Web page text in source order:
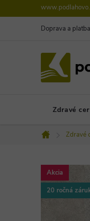
na
Doprava a platba
Zdravé
Domov
Zdravé
Akcia
20 ročná